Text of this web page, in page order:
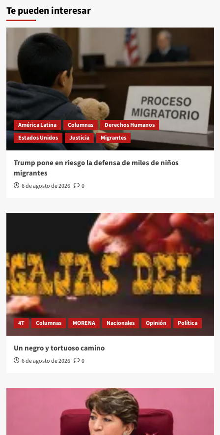
Te pueden interesar
América Latina Columnas
Derechos Humanos
Estados Unidos
Justicia Migrantes
Trump pone en riesgo la defensa de miles de niños
migrantes
6 de agosto de 2026 0
4T Columnas MORENA Nacionales Opinión Política
Un negro y tortuoso camino
6 de agosto de 2026 0